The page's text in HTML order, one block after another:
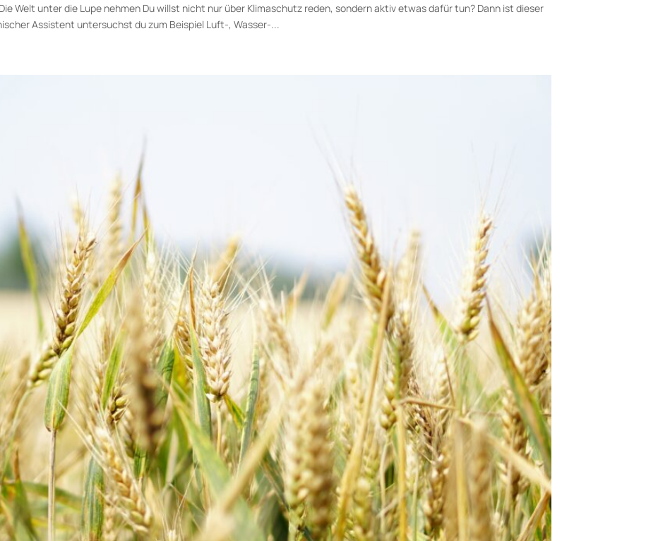
Welt unter die Lupe nehmen Du willst nicht nur über Klimaschutz reden, sondern aktiv etwas dafür tun? Dann ist dieser
Assistent untersuchst du zum Beispiel Luft-, Wasser-...